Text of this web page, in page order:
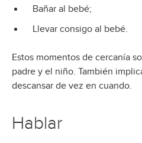
Bañar al bebé;
Llevar consigo al bebé.
Estos momentos de cercanía
padre y el niño. También
descansar de vez en cuando.
Hablar